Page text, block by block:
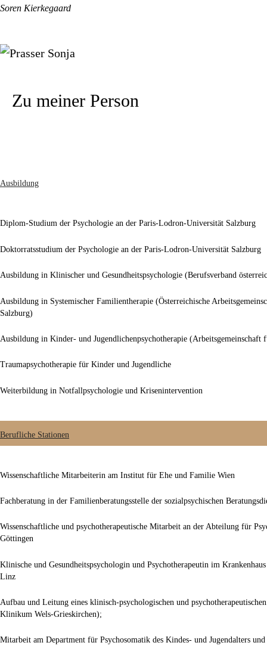
Soren Kierkegaard
Zu meiner Person
Ausbildung
Diplom-Studium der Psychologie an der Paris-Lodron-Universität Salzburg
Doktorratsstudium der Psychologie an der Paris-Lodron-Universität Salzburg
Ausbildung in Klinischer und Gesundheitspsychologie (Berufsverband
Ausbildung in Systemischer Familientherapie (Österreichische
Salzburg)
Ausbildung in Kinder- und Jugendlichenpsychotherapie
Traumapsychotherapie für Kinder und Jugendliche
Weiterbildung in Notfallpsychologie und Krisenintervention
Berufliche Stationen
Wissenschaftliche Mitarbeiterin am Institut für Ehe und Familie Wien
Fachberatung in der Familienberatungsstelle der sozialpsychischen
Wissenschaftliche und psychotherapeutische Mitarbeit an der Abteilung für
Göttingen
Klinische und Gesundheitspsychologin und Psychotherapeutin im
Linz
Aufbau und Leitung eines klinisch-psychologischen und
Klinikum Wels-Grieskirchen);
Mitarbeit am Department für Psychosomatik des Kindes- und Jugendalters